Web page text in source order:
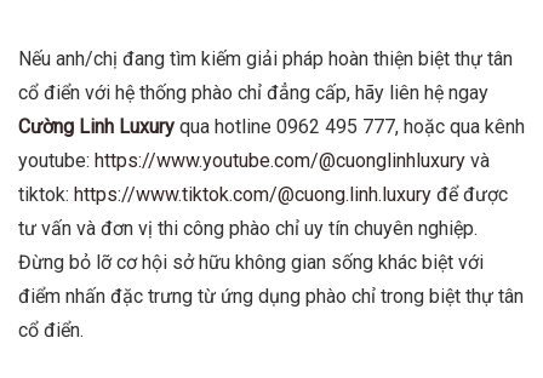
Nếu anh/chị đang tìm kiếm giải pháp hoàn thiện biệt thự tân
cổ điển với hệ thống phào chỉ đẳng cấp, hãy liên hệ ngay
Cường Linh Luxury qua hotline 0962 495 777, hoặc qua kênh
youtube: https://www.youtube.com/@cuonglinhluxury và
tiktok: https://www.tiktok.com/@cuong.linh.luxury để được
tư vấn và đơn vị thi công phào chỉ uy tín chuyên nghiệp.
Đừng bỏ lỡ cơ hội sở hữu không gian sống khác biệt với
điểm nhấn đặc trưng từ ứng dụng phào chỉ trong biệt thự tân
cổ điển.